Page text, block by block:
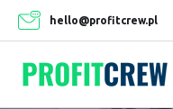
hello@profitcrew.pl